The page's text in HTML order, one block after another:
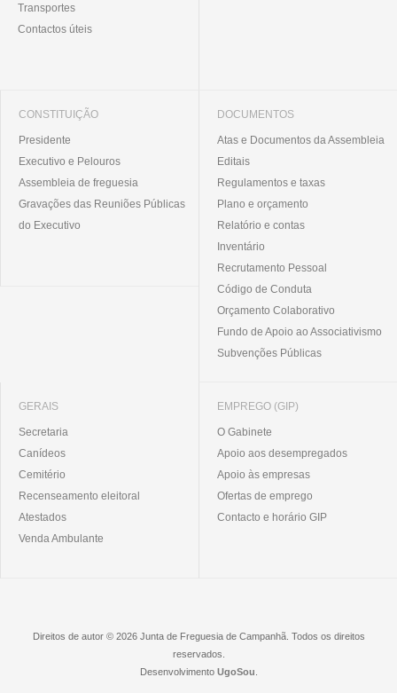
Transportes
Contactos úteis
CONSTITUIÇÃO
Presidente
Executivo e Pelouros
Assembleia de freguesia
Gravações das Reuniões Públicas
do Executivo
DOCUMENTOS
Atas e Documentos da Assembleia
Editais
Regulamentos e taxas
Plano e orçamento
Relatório e contas
Inventário
Recrutamento Pessoal
Código de Conduta
Orçamento Colaborativo
Fundo de Apoio ao Associativismo
Subvenções Públicas
GERAIS
Secretaria
Canídeos
Cemitério
Recenseamento eleitoral
Atestados
Venda Ambulante
EMPREGO (GIP)
O Gabinete
Apoio aos desempregados
Apoio às empresas
Ofertas de emprego
Contacto e horário GIP
Direitos de autor © 2026 Junta de Freguesia de Campanhã. Todos os direitos
reservados.
Desenvolvimento UgoSou